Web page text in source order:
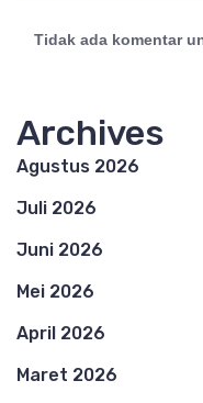
Tidak ada komentar
Archives
Agustus 2026
Juli 2026
Juni 2026
Mei 2026
April 2026
Maret 2026